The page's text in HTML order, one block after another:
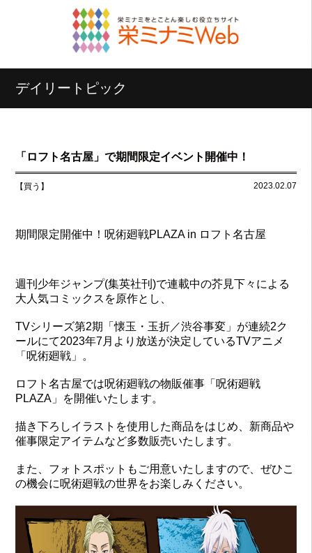
デイリートピック
「ロフト名古屋」で期間限定イベント開催中！
【買う】 2023.02.07
期間限定開催中！呪術廻戦PLAZA in ロフト名古屋
週刊少年ジャンプ(集英社刊)で連載中の芥見下々による
大人気コミックスを原作とし、
TVシリーズ第2期「懐玉・玉折／渋谷事変」が連続2ク
ールにて2023年7月より放送が決定しているTVアニメ
「呪術廻戦」。
ロフト名古屋では呪術廻戦の物販催事「呪術廻戦
PLAZA」を開催いたします。
描き下ろしイラストを使用した商品をはじめ、新商品や
催事限定アイテムなど多数販売いたします。
また、フォトスポットもご用意いたしますので、ぜひこ
の機会に呪術廻戦の世界をお楽しみください。